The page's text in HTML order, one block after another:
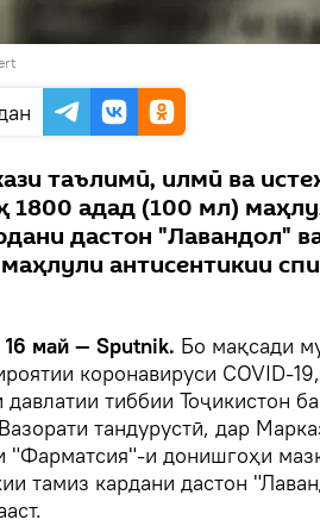
таълимӣ, илмӣ ва
1800 адад (100 мл)
дастон "Лавандол"
антисентикии
май — Sputnik. Бо мақсади
коронавируси COVID-
тиббии Тоҷикистон
тандурустӣ, дар
"Фарматсия"-и донишгоҳи
тамиз кардани дастон